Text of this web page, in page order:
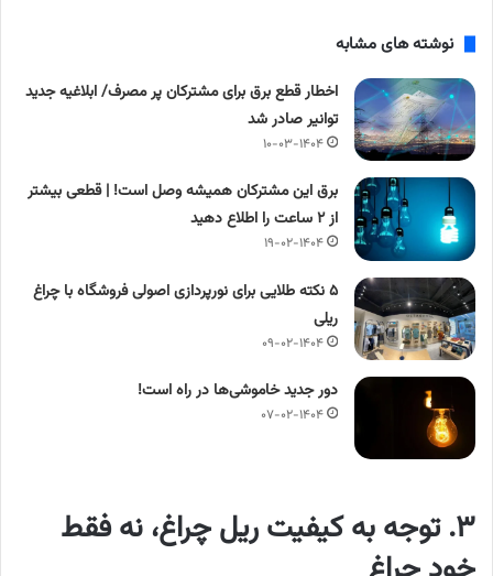
نوشته های مشابه
اخطار قطع برق برای مشترکان پر مصرف/ ابلاغیه جدید
توانیر صادر شد
۱۰-۰۳-۱۴۰۴
برق این مشترکان همیشه وصل است! | قطعی بیشتر
از ۲ ساعت را اطلاع دهید
۱۹-۰۲-۱۴۰۴
۵ نکته طلایی برای نورپردازی اصولی فروشگاه با چراغ
ریلی
۰۹-۰۲-۱۴۰۴
دور جدید خاموشی‌ها در راه است!
۰۷-۰۲-۱۴۰۴
۳. توجه به کیفیت ریل چراغ، نه فقط